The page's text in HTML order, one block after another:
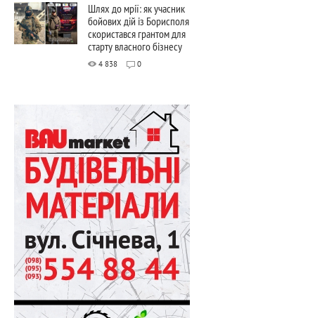
Шлях до мрії: як учасник
бойових дій із Борисполя
скористався грантом для
старту власного бізнесу
4 838 0